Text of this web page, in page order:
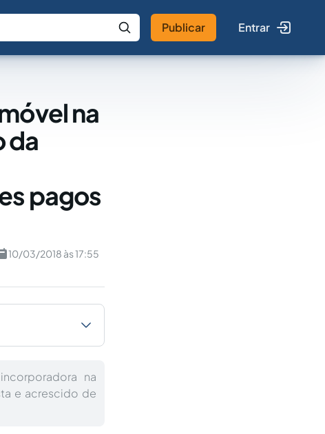
a IA Buscar no Jus
Publicar Entrar
na
da
pagos
10/03/2018 às 17:55
na
e acrescido de